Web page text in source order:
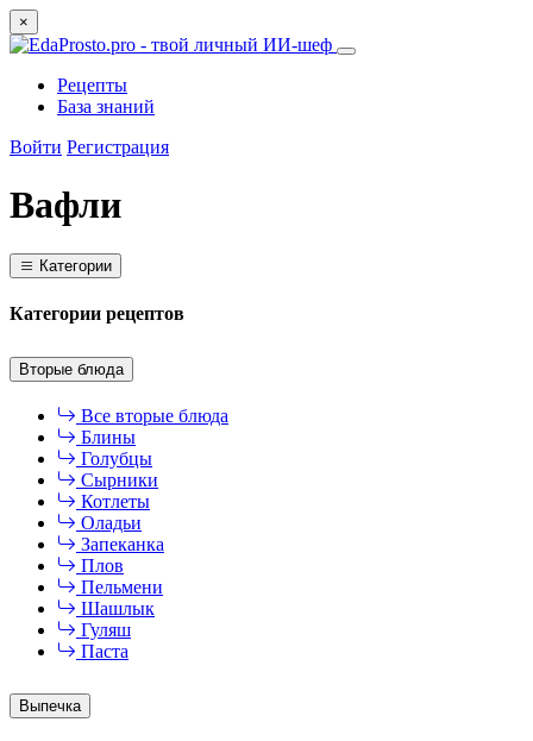
×
Рецепты
База знаний
Войти Регистрация
Вафли
Категории
Категории рецептов
Вторые блюда
Все вторые блюда
Блины
Голубцы
Сырники
Котлеты
Оладьи
Запеканка
Плов
Пельмени
Шашлык
Гуляш
Паста
Выпечка